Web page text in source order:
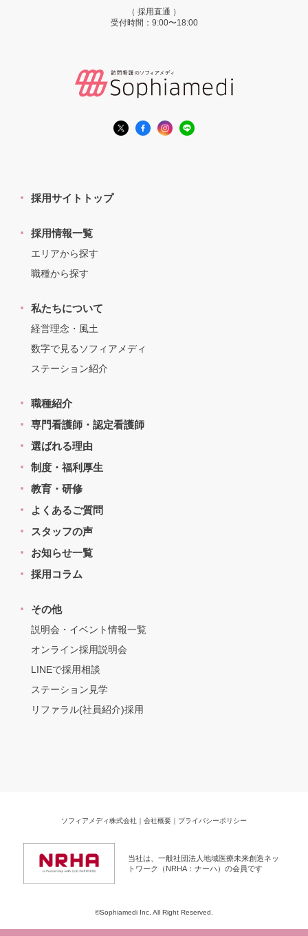
（ 採用直通 ）
受付時間：9:00〜18:00
採用サイトトップ
採用情報一覧
エリアから探す
職種から探す
私たちについて
経営理念・風土
数字で見るソフィアメディ
ステーション紹介
職種紹介
専門看護師・認定看護師
選ばれる理由
制度・福利厚生
教育・研修
よくあるご質問
スタッフの声
お知らせ一覧
採用コラム
その他
説明会・イベント情報一覧
オンライン採用説明会
LINEで採用相談
ステーション見学
リファラル(社員紹介)採用
ソフィアメディ株式会社 ｜ 会社概要 ｜ プライバシーポリシー
当社は、一般社団法人地域医療未来創造ネッ
トワーク（NRHA：ナーハ）の会員です
©Sophiamedi Inc. All Right Reserved.